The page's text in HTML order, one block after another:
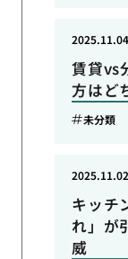
賃貸vs
方はど
2025.11.04
未分類
キッチ
れ」が
威
2025.11.02